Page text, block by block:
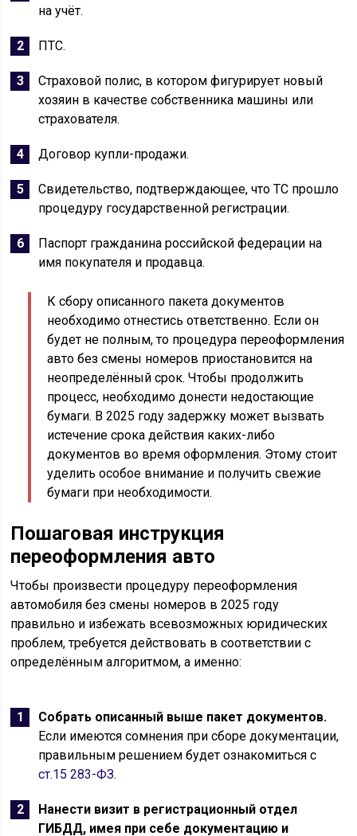
на учёт.
ПТС.
Страховой полис, в котором фигурирует новый
хозяин в качестве собственника машины или
страхователя.
Договор купли-продажи.
Свидетельство, подтверждающее, что ТС прошло
процедуру государственной регистрации.
Паспорт гражданина российской федерации на
имя покупателя и продавца.
К сбору описанного пакета документов
необходимо отнестись ответственно. Если он
будет не полным, то процедура переоформления
авто без смены номеров приостановится на
неопределённый срок. Чтобы продолжить
процесс, необходимо донести недостающие
бумаги. В 2025 году задержку может вызвать
истечение срока действия каких-либо
документов во время оформления. Этому стоит
уделить особое внимание и получить свежие
бумаги при необходимости.
Пошаговая инструкция
переоформления авто
Чтобы произвести процедуру переоформления
автомобиля без смены номеров в 2025 году
правильно и избежать всевозможных юридических
проблем, требуется действовать в соответствии с
определённым алгоритмом, а именно:
Собрать описанный выше пакет документов.
Если имеются сомнения при сборе документации,
правильным решением будет ознакомиться с
ст.15 283-ФЗ.
Нанести визит в регистрационный отдел
ГИБДД, имея при себе документацию и